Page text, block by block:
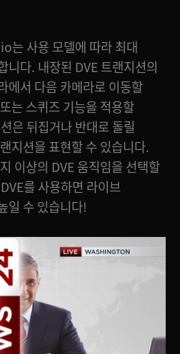
사용 모델에 따라 최대
니다. 내장된 DVE 트랜지션의
에서 다음 카메라로 이동할
는 스퀴즈 기능을 적용할
은 뒤집거나 반대로 돌릴
지션을 표현할 수 있습니다.
이상의 DVE 움직임을 선택할
를 사용하면 라이브
일 수 있습니다!